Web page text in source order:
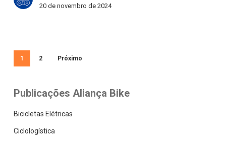
20 de novembro de 2024
1 2 Próximo
Publicações Aliança Bike
Bicicletas Elétricas
Ciclologística